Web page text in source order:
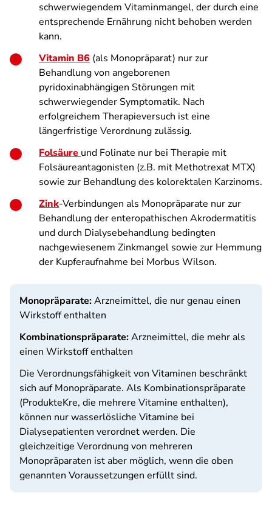
schwerwiegendem Vitaminmangel, der durch eine
entsprechende Ernährung nicht behoben werden
kann.
Vitamin B6 (als Monopräparat) nur zur
Behandlung von angeborenen
pyridoxinabhängigen Störungen mit
schwerwiegender Symptomatik. Nach
erfolgreichem Therapieversuch ist eine
längerfristige Verordnung zulässig.
Folsäure und Folinate nur bei Therapie mit
Folsäureantagonisten (z.B. mit Methotrexat MTX)
sowie zur Behandlung des kolorektalen Karzinoms.
Zink-Verbindungen als Monopräparate nur zur
Behandlung der enteropathischen Akrodermatitis
und durch Dialysebehandlung bedingten
nachgewiesenem Zinkmangel sowie zur Hemmung
der Kupferaufnahme bei Morbus Wilson.
Monopräparate:Arzneimittel, die nur genau einen
Wirkstoff enthalten
Kombinationspräparate:Arzneimittel, die mehr als
einen Wirkstoff enthalten
Die Verordnungsfähigkeit von Vitaminen beschränkt
sich auf Monopräparate. Als Kombinationspräparate
(ProdukteKre, die mehrere Vitamine enthalten),
können nur wasserlösliche Vitamine bei
Dialysepatienten verordnet werden. Die
gleichzeitige Verordnung von mehreren
Monopräparaten ist aber möglich, wenn die oben
genannten Voraussetzungen erfüllt sind.